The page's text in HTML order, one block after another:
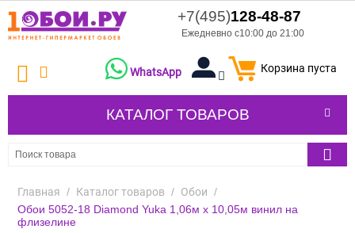
+7(495)128-48-87
Ежедневно с10:00 до 21:00
Корзина пуста
WhatsApp
КАТАЛОГ ТОВАРОВ
Главная / Каталог товаров / Обои /
Обои 5052-18 Diamond Yuka 1,06м х 10,05м винил на
флизелине